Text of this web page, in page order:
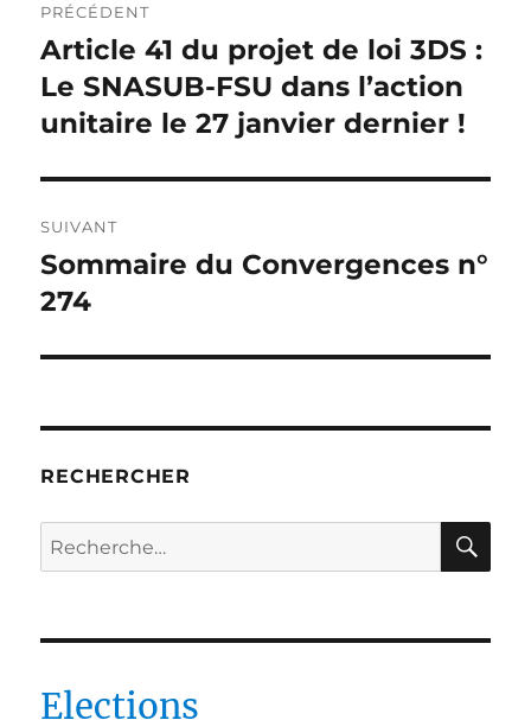
de
l’article
PRÉCÉDENT
Publication
précédente :
Article 41 du projet de loi 3DS :
Le SNASUB-FSU dans l’action
unitaire le 27 janvier dernier !
SUIVANT
Publication
suivante :
Sommaire du Convergences n°
274
RECHERCHER
Recherche
pour :
Elections